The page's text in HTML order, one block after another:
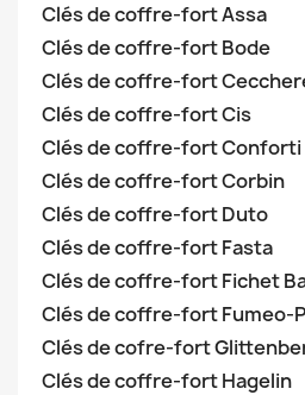
Clés de coffre-fort Assa
Clés de coffre-fort Bode
Clés de coffre-fort
Clés de coffre-fort Cis
Clés de coffre-fort Conforti
Clés de coffre-fort Corbin
Clés de coffre-fort Duto
Clés de coffre-fort Fasta
Clés de coffre-fort Fichet
Clés de coffre-fort Fumeo-
Clés de cofre-fort
Clés de coffre-fort Hagelin